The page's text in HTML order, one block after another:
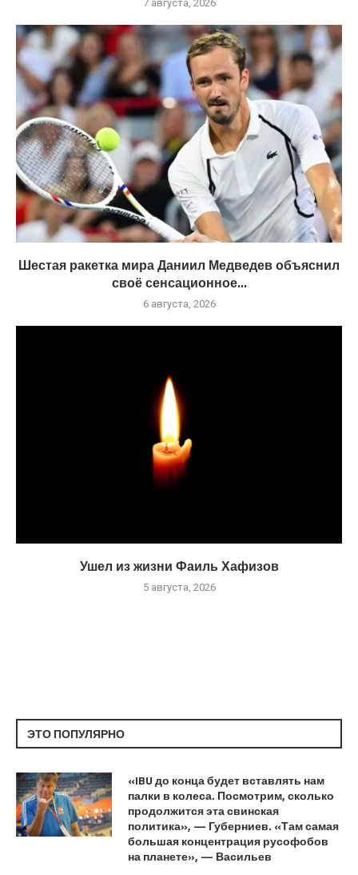
7 августа, 2026
Шестая ракетка мира Даниил Медведев объяснил
своё сенсационное...
6 августа, 2026
Ушел из жизни Фаиль Хафизов
5 августа, 2026
ЭТО ПОПУЛЯРНО
«IBU до конца будет вставлять нам
палки в колеса. Посмотрим, сколько
продолжится эта свинская
политика», — Губерниев. «Там самая
большая концентрация русофобов
на планете», — Васильев